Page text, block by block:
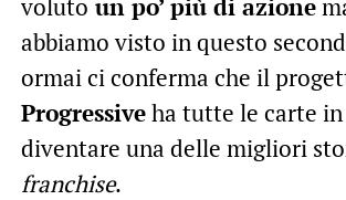
abbiamo visto in questo
ormai ci conferma che il
Progressiveha tutte le carte in
diventare una delle migliori
franchise.